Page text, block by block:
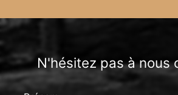
N'hésitez pas à nous